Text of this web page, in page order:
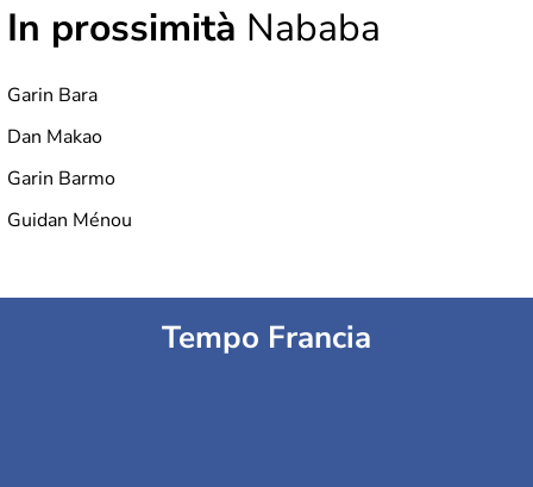
In prossimità Nababa
Garin Bara
Dan Makao
Garin Barmo
Guidan Ménou
Tempo Francia